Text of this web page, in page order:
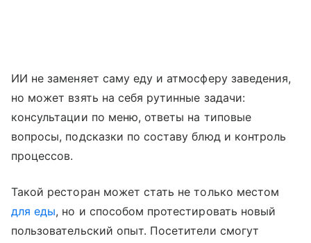
ИИ не заменяет саму еду и атмосферу заведения,
но может взять на себя рутинные задачи:
консультации по меню, ответы на типовые
вопросы, подсказки по составу блюд и контроль
процессов.
Такой ресторан может стать не только местом
для еды, но и способом протестировать новый
пользовательский опыт. Посетители смогут